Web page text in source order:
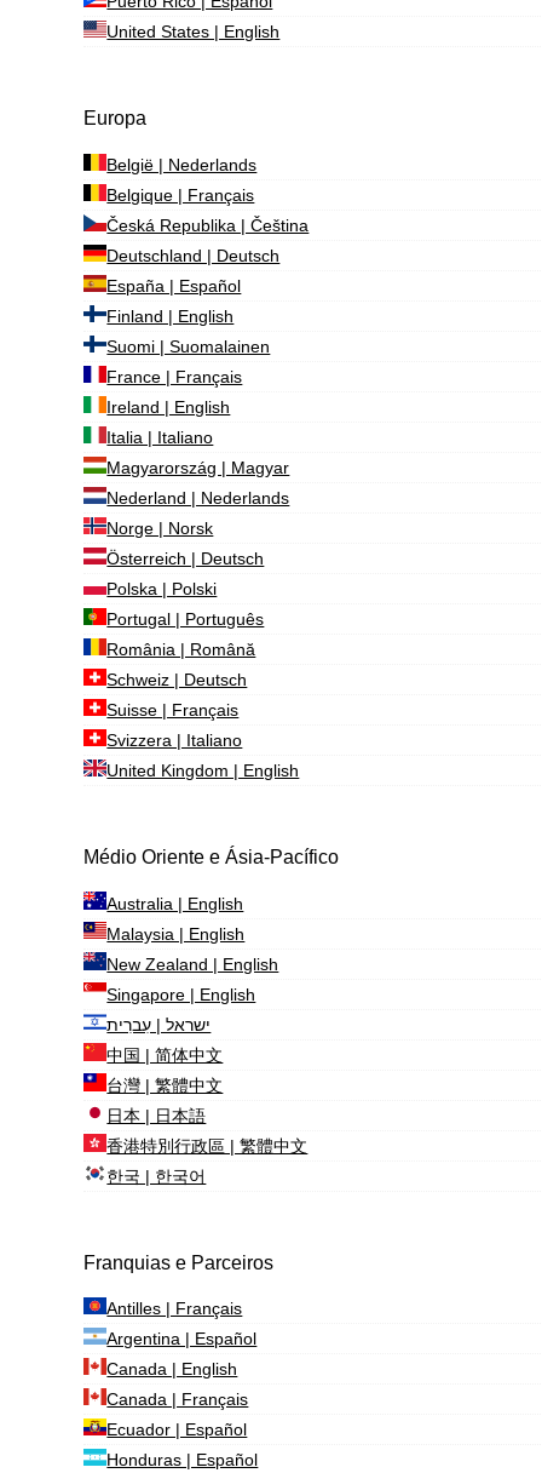
United States | English
Europa
België | Nederlands
Belgique | Français
Česká Republika | Čeština
Deutschland | Deutsch
España | Español
Finland | English
Suomi | Suomalainen
France | Français
Ireland | English
Italia | Italiano
Magyarország | Magyar
Nederland | Nederlands
Norge | Norsk
Österreich | Deutsch
Polska | Polski
Portugal | Português
România | Română
Schweiz | Deutsch
Suisse | Français
Svizzera | Italiano
United Kingdom | English
Médio Oriente e Ásia-Pacífico
Australia | English
Malaysia | English
New Zealand | English
Singapore | English
ישראל | עִברִית
中国 | 简体中文
台灣 | 繁體中文
日本 | 日本語
香港特別行政區 | 繁體中文
한국 | 한국어
Franquias e Parceiros
Antilles | Français
Argentina | Español
Canada | English
Canada | Français
Ecuador | Español
Honduras | Español